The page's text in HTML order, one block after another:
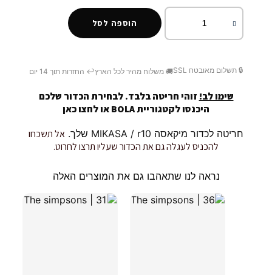
הוספה לסל
🔒 תשלום מאובטח SSL 🚚 משלוח מהיר לכל הארץ↩️ החזרות תוך 14 יום
שימו לב! זוהי חריטה בלבד. לבחירת הכדור שלכם
היכנסו לקטגוריית BOLA או
לחצו כאן
חריטה לכדור מיקאסה MIKASA / r10 שלך.
אל תשכחו
להכניס לעגלה גם את הכדור שעליו תרצו לחרוט.
נראה לנו שתאהבו גם את המוצרים האלה